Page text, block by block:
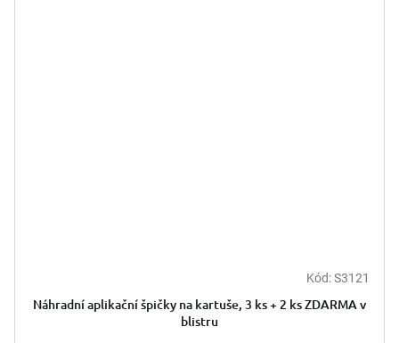
Kód:S3121
Náhradní aplikační špičky na kartuše, 3 ks + 2 ks ZDARMA v
blistru